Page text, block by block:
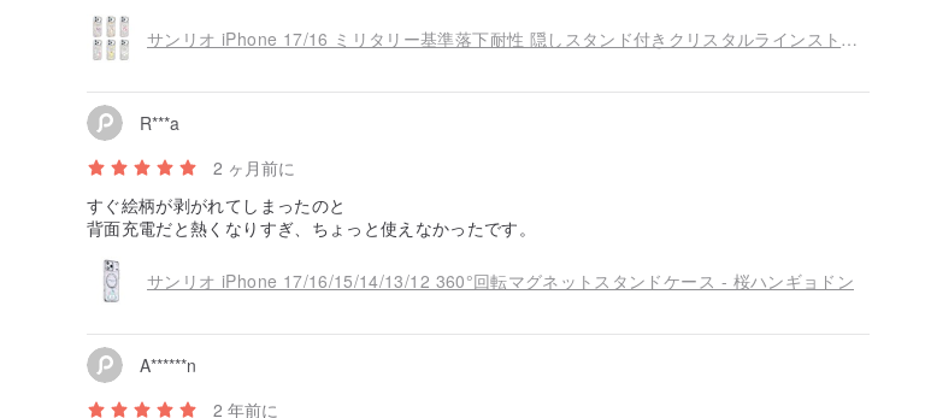
サンリオ iPhone 17/16 ミリタリー基準落下耐性 隠しスタンド付きクリスタルラインストーンスマホケース - 複数デザインから選択可能5
R***a
2 ヶ月前に
すぐ絵柄が剥がれてしまったのと
背面充電だと熱くなりすぎ、ちょっと使えなかったです。
サンリオ iPhone 17/16/15/14/13/12 360°回転マグネットスタンドケース - 桜ハンギョドン
A******n
2 年前に